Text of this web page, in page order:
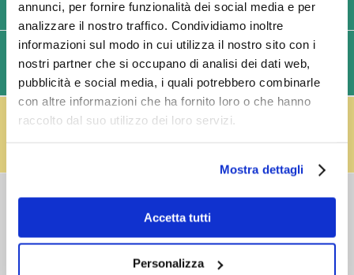
annunci, per fornire funzionalità dei social media e per
analizzare il nostro traffico. Condividiamo inoltre
informazioni sul modo in cui utilizza il nostro sito con i
nostri partner che si occupano di analisi dei dati web,
pubblicità e social media, i quali potrebbero combinarle
con altre informazioni che ha fornito loro o che hanno
raccolto dal suo utilizzo dei loro servizi.
Mostra dettagli
Accetta tutti
Personalizza
USIAMO SOLO IMBALLAGGI RESISTENTI ED ECOLOGICI
LAVORATIVI)
IL RESO FUSTI TI PREMIA!
Effettua il reso dei vuoti dei fusti Perfect Draft
COSTI DI
Consegna standard > € 6,90